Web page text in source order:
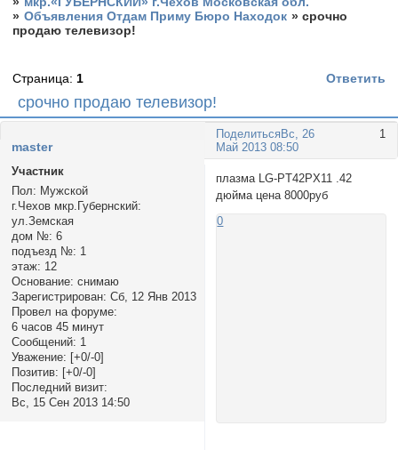
» Объявления Отдам Приму Бюро Находок »срочно
продаю телевизор!
срочно продаю телевизор!
Страница: 1 Ответить
Поделиться 1
Вс, 26
Май 2013 08:50
master
Участник
Пол: Мужской
г.Чехов мкр.Губернский:
ул.Земская
дом №: 6
подъезд №: 1
этаж: 12
Основание: снимаю
Зарегистрирован: Сб, 12 Янв 2013
Провел на форуме:
6 часов 45 минут
Сообщений: 1
Уважение: [+0/-0]
Позитив: [+0/-0]
Последний визит:
Вс, 15 Сен 2013 14:50
плазма LG-PT42PX11 .42
дюйма цена 8000руб
0